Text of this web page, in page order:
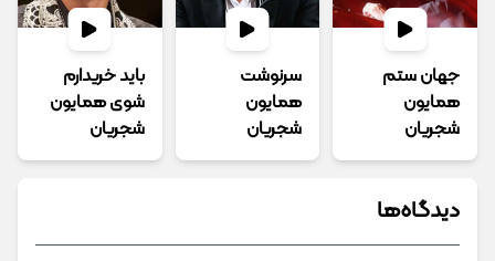
جهان ستم
همایون
شجریان
سرنوشت
همایون
شجریان
باید خریدارم
شوی همایون
شجریان
دیدگاه‌ها